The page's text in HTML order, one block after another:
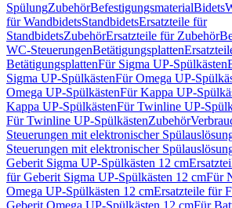
SpülungZubehörBefestigungsmaterialBidets
für WandbidetsStandbidetsErsatzteile für
StandbidetsZubehörErsatzteile für Zubehör
WC-SteuerungenBetätigungsplatten
BetätigungsplattenFür Sigma UP-Spülkästen
Sigma UP-SpülkästenFür Omega UP-
Omega UP-SpülkästenFür Kappa UP-
Kappa UP-SpülkästenFür Twinline UP-
Für Twinline UP-SpülkästenZubehör
Steuerungen mit elektronischer
Steuerungen mit elektronischer
Geberit Sigma UP-Spülkästen 12 cm
für Geberit Sigma UP-Spülkästen 12 cmFür
Omega UP-Spülkästen 12 cmErsatzteile für
Geberit Omega UP-Spülkästen 12 cmFür